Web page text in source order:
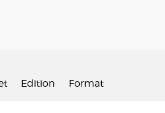
Edition Format